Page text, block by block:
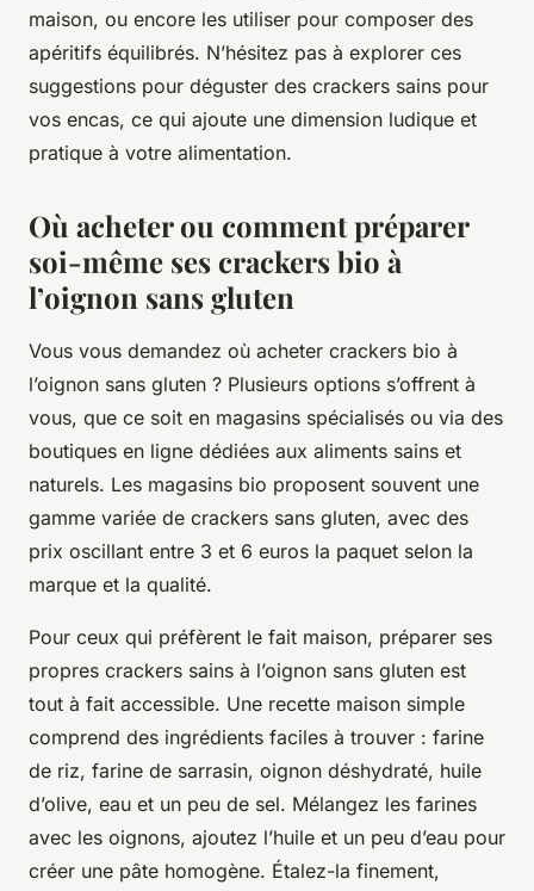
maison, ou encore les utiliser pour composer des
apéritifs équilibrés. N’hésitez pas à explorer ces
suggestions pour déguster des crackers sains pour
vos encas, ce qui ajoute une dimension ludique et
pratique à votre alimentation.
Où acheter ou comment préparer
soi-même ses crackers bio à
l’oignon sans gluten
Vous vous demandez où acheter crackers bio à
l’oignon sans gluten ? Plusieurs options s’offrent à
vous, que ce soit en magasins spécialisés ou via des
boutiques en ligne dédiées aux aliments sains et
naturels. Les magasins bio proposent souvent une
gamme variée de crackers sans gluten, avec des
prix oscillant entre 3 et 6 euros la paquet selon la
marque et la qualité.
Pour ceux qui préfèrent le fait maison, préparer ses
propres crackers sains à l’oignon sans gluten est
tout à fait accessible. Une recette maison simple
comprend des ingrédients faciles à trouver : farine
de riz, farine de sarrasin, oignon déshydraté, huile
d’olive, eau et un peu de sel. Mélangez les farines
avec les oignons, ajoutez l’huile et un peu d’eau pour
créer une pâte homogène. Étalez-la finement,